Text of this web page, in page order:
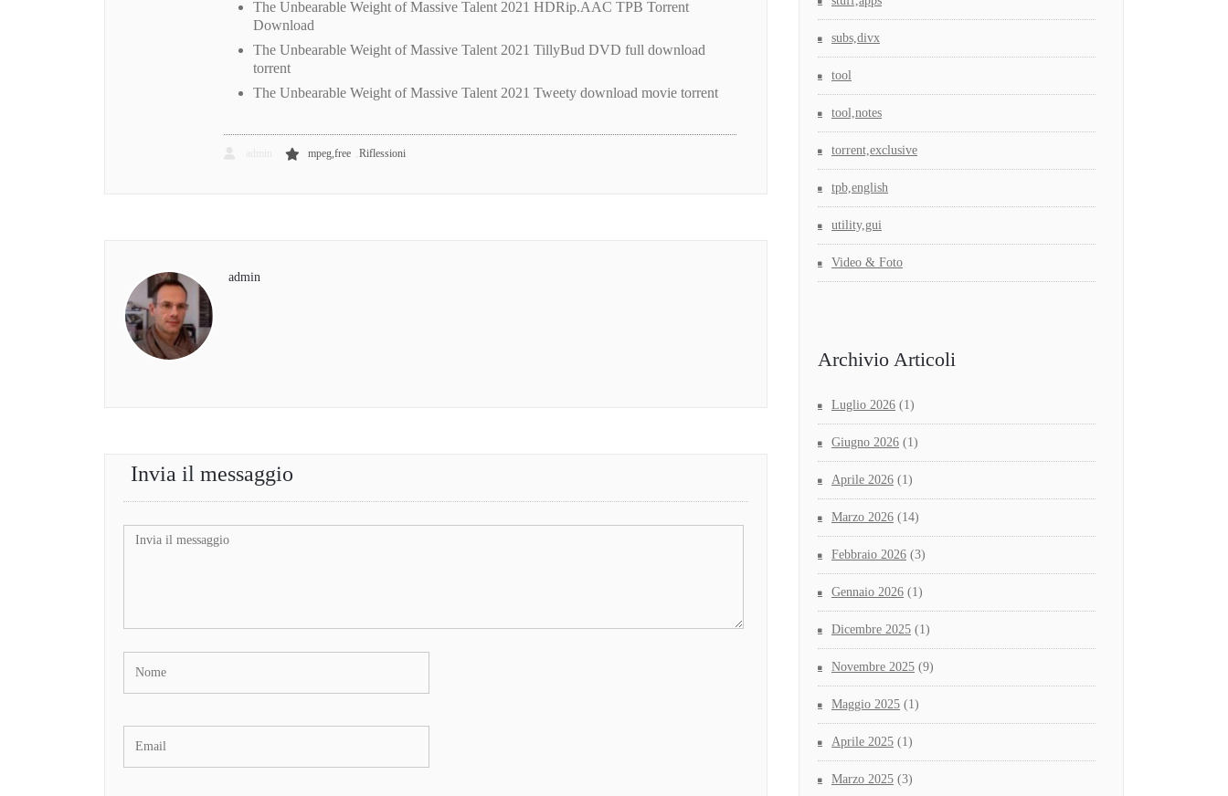
The Unbearable Weight of Massive Talent 2021 HDRip.AAC TPB Torrent
Download
The Unbearable Weight of Massive Talent 2021 TillyBud DVD full download
torrent
The Unbearable Weight of Massive Talent 2021 Tweety download movie torrent
mpeg,free ,Riflessioni
admin
Invia il messaggio
subs,divx
tool
tool,notes
torrent,exclusive
tpb,english
utility,gui
Video & Foto
Archivio Articoli
Luglio 2026 (1)
Giugno 2026 (1)
Aprile 2026 (1)
Marzo 2026 (14)
Febbraio 2026 (3)
Gennaio 2026 (1)
Dicembre 2025 (1)
Novembre 2025 (9)
Maggio 2025 (1)
Aprile 2025 (1)
Marzo 2025 (3)